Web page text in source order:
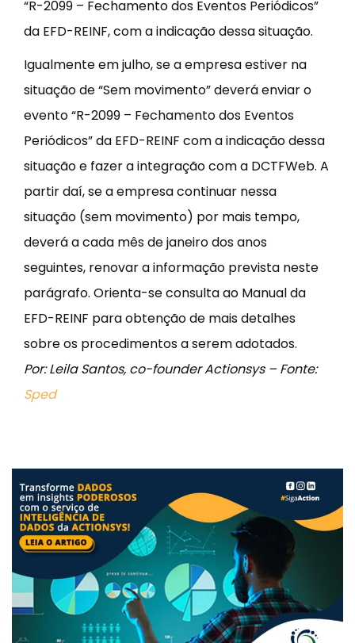
“R-2099 – Fechamento dos Eventos Periódicos”
da EFD-REINF, com a indicação dessa situação.
Igualmente em julho, se a empresa estiver na
situação de “Sem movimento” deverá enviar o
evento “R-2099 – Fechamento dos Eventos
Periódicos” da EFD-REINF com a indicação dessa
situação e fazer a integração com a DCTFWeb. A
partir daí, se a empresa continuar nessa
situação (sem movimento) por mais tempo,
deverá a cada mês de janeiro dos anos
seguintes, renovar a informação prevista neste
parágrafo. Orienta-se consulta ao Manual da
EFD-REINF para obtenção de mais detalhes
sobre os procedimentos a serem adotados.
Por: Leila Santos, co-founder Actionsys – Fonte:
Sped